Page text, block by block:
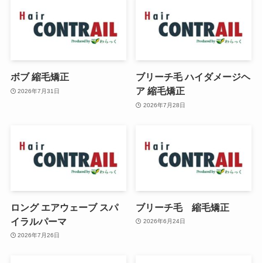
ボブ 縮毛矯正
2026年7月31日
ブリーチ毛 ハイダメージヘ
ア 縮毛矯正
2026年7月28日
ロング エアウェーブ スパ
イラルパーマ
2026年7月26日
ブリーチ毛 縮毛矯正
2026年6月24日